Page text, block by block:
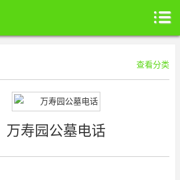
查看分类
万寿园公墓电话